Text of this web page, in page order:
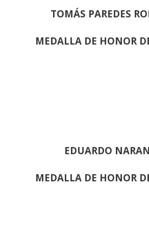
TOMÁS PAREDES
MEDALLA DE HONOR
EDUARDO
MEDALLA DE HONOR